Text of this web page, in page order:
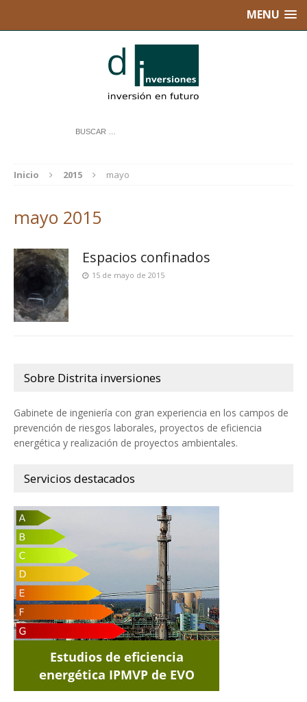
MENU
Inicio 2015 mayo
mayo 2015
Espacios confinados
15 de mayo de 2015
Sobre Distrita inversiones
Gabinete de ingeniería con gran experiencia en los campos de
prevención de riesgos laborales, proyectos de eficiencia
energética y realización de proyectos ambientales.
Servicios destacados